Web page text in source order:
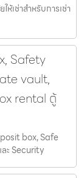
เช่าสำหรับการเช่า
Safety
vault,
rental ตู้
box, Safe
ะ Security